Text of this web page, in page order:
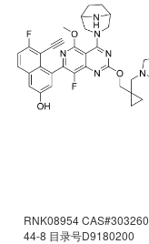
RNK08954 CAS#3032602-
44-8 目录号D9180200